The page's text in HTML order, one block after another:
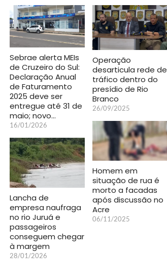
Sebrae alerta MEIs
de Cruzeiro do Sul:
Declaração Anual
de Faturamento
2025 deve ser
entregue até 31 de
maio; novo…
16/01/2026
Operação
desarticula rede de
tráfico dentro do
presídio de Rio
Branco
26/09/2025
Homem em
situação de rua é
morto a facadas
após discussão no
Acre
06/11/2025
Lancha de
empresa naufraga
no rio Juruá e
passageiros
conseguem chegar
à margem
28/01/2026